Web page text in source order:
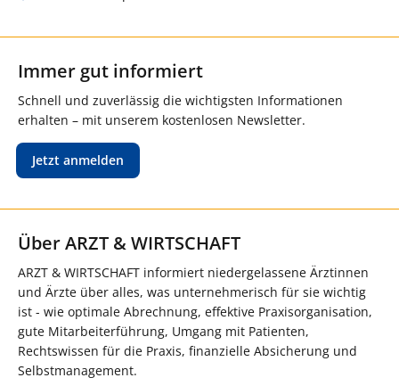
Immer gut informiert
Schnell und zuverlässig die wichtigsten Informationen
erhalten – mit unserem kostenlosen Newsletter.
Jetzt anmelden
Über ARZT & WIRTSCHAFT
ARZT & WIRTSCHAFT informiert niedergelassene Ärztinnen
und Ärzte über alles, was unternehmerisch für sie wichtig
ist - wie optimale Abrechnung, effektive Praxisorganisation,
gute Mitarbeiterführung, Umgang mit Patienten,
Rechtswissen für die Praxis, finanzielle Absicherung und
Selbstmanagement.